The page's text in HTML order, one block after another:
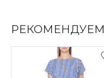
РЕКОМЕНДУЕМ